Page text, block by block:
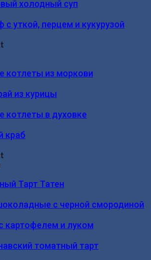
холодный суп
с уткой, перцем и кукурузой
котлеты из моркови
из курицы
котлеты в духовке
краб
Тарт Татен
с черной смородиной
картофелем и луком
томатный тарт